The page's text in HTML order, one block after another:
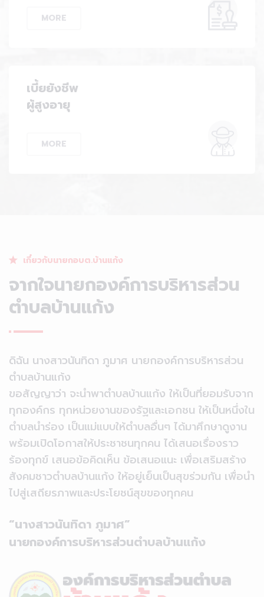
MORE
เบี้ยยังชีพ
ผู้สูงอายุ
MORE
เกี๋ยวกับนายกอบต.บ้านแก้ง
จากใจนายกองค์การบริหารส่วน
ตำบลบ้านแก้ง
ดิฉัน นางสาวนันทิดา ภูมาศ นายกองค์การบริหารส่วน
ตำบลบ้านแก้ง
ขอสัญญาว่า จะนำพาตำบลบ้านแก้ง ให้เป็นที่ยอมรับจาก
ทุกองค์กร ทุกหน่วยงานของรัฐและเอกชน ให้เป็นหนึ่งใน
ตำบลนำร่อง เป็นแม่แบบให้ตำบลอื่นๆ ได้มาศึกษาดูงาน
พร้อมเปิดโอกาสให้ประชาชนทุกคน ได้เสนอเรื่องราว
ร้องทุกข์ เสนอข้อคิดเห็น ข้อเสนอแนะ เพื่อเสริมสร้าง
สังคมชาวตำบลบ้านแก้ง ให้อยู่เย็นเป็นสุขร่วมกัน เพื่อนำ
ไปสู่เสถียรภาพและประโยชน์สุขของทุกคน
“นางสาวนันทิดา ภูมาศ”
นายกองค์การบริหารส่วนตำบลบ้านแก้ง